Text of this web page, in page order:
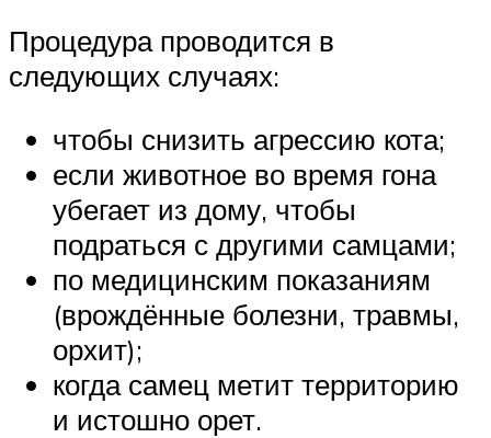
Процедура проводится в
следующих случаях:
чтобы снизить агрессию кота;
если животное во время гона
убегает из дому, чтобы
подраться с другими самцами;
по медицинским показаниям
(врождённые болезни, травмы,
орхит);
когда самец метит территорию
и истошно орет.